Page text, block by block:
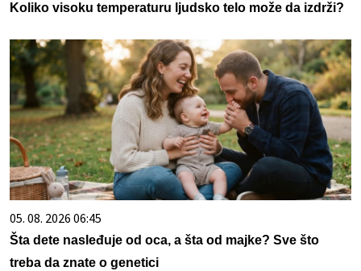
Koliko visoku temperaturu ljudsko telo može da izdrži?
05. 08. 2026 06:45
Šta dete nasleđuje od oca, a šta od majke? Sve što
treba da znate o genetici